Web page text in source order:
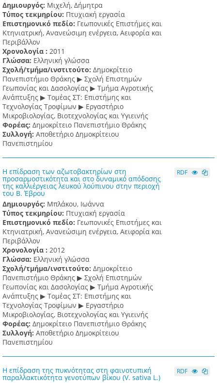
Δημιουργός: Μιχελή, Δήμητρα
Τύπος τεκμηρίου: Πτυχιακή εργασία
Επιστημονικό πεδίο: Γεωπονικές Επιστήμες και
Κτηνιατρική, Ανανεώσιμη ενέργεια, Αειφορία και
Περιβάλλον
Χρονολογία : 2011
Γλώσσα: Ελληνική γλώσσα
Σχολή/τμήμα/ινστιτούτο: Δημοκρίτειο
Πανεπιστήμιο Θράκης ▶ Σχολή Επιστημών
Γεωπονίας και Δασολογίας ▶ Τμήμα Αγροτικής
Ανάπτυξης ▶ Τομέας ΣΤ: Επιστήμης και
Τεχνολογίας Τροφίμων ▶ Εργαστήριο
Μικροβιολογίας, Βιοτεχνολογίας και Υγιεινής
Φορέας: Δημοκρίτειο Πανεπιστήμιο Θράκης
Συλλογή: Αποθετήριο Δημοκρίτειου
Πανεπιστημίου
Η επίδραση των αζωτοβακτηρίων στη
προσαρμοστικότητα και στο δυναμικό απόδοσης
της καλλιέργειας λευκού λούπινου στην περιοχή
του Β. Έβρου
Δημιουργός: Μπλάκου, Ιωάννα
Τύπος τεκμηρίου: Πτυχιακή εργασία
Επιστημονικό πεδίο: Γεωπονικές Επιστήμες και
Κτηνιατρική, Ανανεώσιμη ενέργεια, Αειφορία και
Περιβάλλον
Χρονολογία : 2012
Γλώσσα: Ελληνική γλώσσα
Σχολή/τμήμα/ινστιτούτο: Δημοκρίτειο
Πανεπιστήμιο Θράκης ▶ Σχολή Επιστημών
Γεωπονίας και Δασολογίας ▶ Τμήμα Αγροτικής
Ανάπτυξης ▶ Τομέας ΣΤ: Επιστήμης και
Τεχνολογίας Τροφίμων ▶ Εργαστήριο
Μικροβιολογίας, Βιοτεχνολογίας και Υγιεινής
Φορέας: Δημοκρίτειο Πανεπιστήμιο Θράκης
Συλλογή: Αποθετήριο Δημοκρίτειου
Πανεπιστημίου
RDF
Η επίδραση της πυκνότητας στη φαινοτυπική
παραλλακτικότητα γενοτύπων βίκου (V. sativa L.)
RDF